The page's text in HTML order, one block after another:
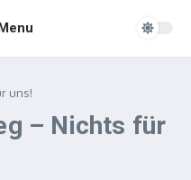
uns!
– Nichts für